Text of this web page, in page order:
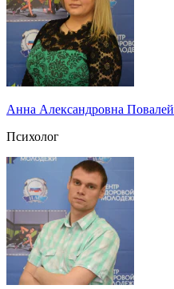
Анна Александровна Повалей
Психолог